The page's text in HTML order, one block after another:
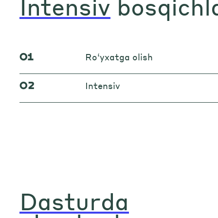
Intensiv
01 Ro‘yxatga olish
02 Intensiv
Dasturda